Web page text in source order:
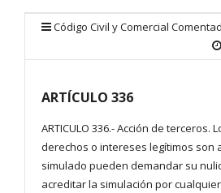
Código Civil y Comercial
ARTÍCULO 336
ARTICULO 336.- Acción de terceros.
derechos o intereses legítimos son
simulado pueden demandar su
acreditar la simulación por